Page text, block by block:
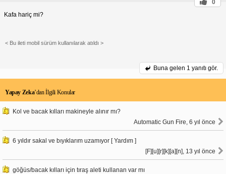
0
Kafa hariç mi?
< Bu ileti mobil sürüm kullanılarak atıldı >
Buna gelen 1 yanıtı gör.
Yapay Zeka’dan İlgili Konular
Kol ve bacak kılları makineyle alınır mı?
Automatic Gun Fire, 6 yıl önce
6 yıldır sakal ve bıyıklarım uzamıyor [ Yardım ]
[F][u][r][k][a][n], 13 yıl önce
göğüs/bacak kılları için tıraş aleti kullanan var mı